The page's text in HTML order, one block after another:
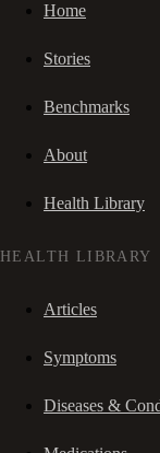
Home
Stories
Benchmarks
About
Health Library
HEALTH LIBRARY
Articles
Symptoms
Diseases &